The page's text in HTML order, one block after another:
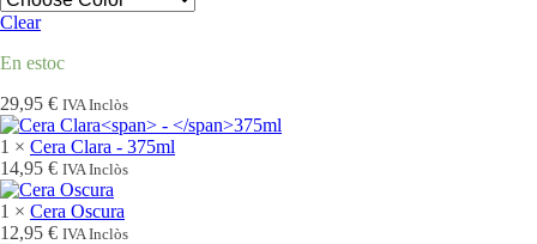
Clear
En estoc
29,95 € IVA Inclòs
1 × Cera Clara - 375ml
14,95 € IVA Inclòs
1 × Cera Oscura
12,95 € IVA Inclòs